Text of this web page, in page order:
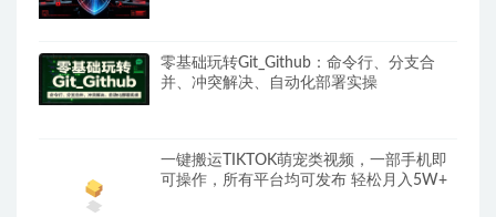
零基础玩转Git_Github：命令行、分支合
并、冲突解决、自动化部署实操
一键搬运TIKTOK萌宠类视频，一部手机即
可操作，所有平台均可发布 轻松月入5W+